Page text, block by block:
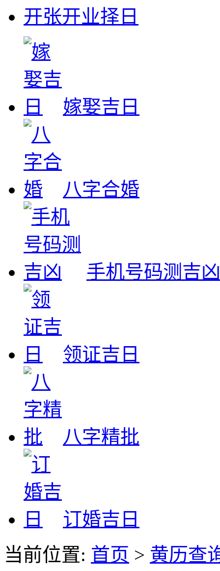
开张开业择日
嫁娶吉日
八字合婚
手机号码测吉凶
领证吉日
八字精批
订婚吉日
当前位置: 首页 > 黄历查